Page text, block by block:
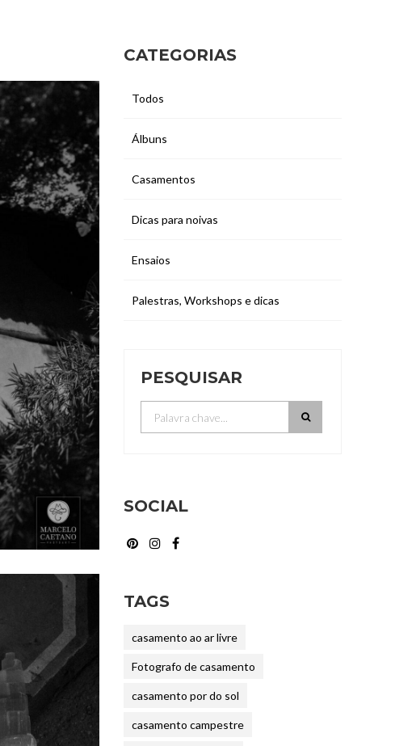
CATEGORIAS
Todos
Álbuns
Casamentos
Dicas para noivas
Ensaios
Palestras, Workshops e dicas
PESQUISAR
SOCIAL
TAGS
casamento ao ar livre
Fotografo de casamento
casamento por do sol
casamento campestre